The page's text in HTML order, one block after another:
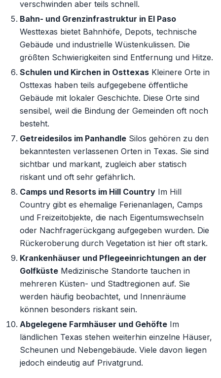
verschwinden aber teils schnell.
Bahn- und Grenzinfrastruktur in El Paso
Westtexas bietet Bahnhöfe, Depots, technische
Gebäude und industrielle Wüstenkulissen. Die
größten Schwierigkeiten sind Entfernung und Hitze.
Schulen und Kirchen in Osttexas Kleinere Orte in
Osttexas haben teils aufgegebene öffentliche
Gebäude mit lokaler Geschichte. Diese Orte sind
sensibel, weil die Bindung der Gemeinden oft noch
besteht.
Getreidesilos im Panhandle Silos gehören zu den
bekanntesten verlassenen Orten in Texas. Sie sind
sichtbar und markant, zugleich aber statisch
riskant und oft sehr gefährlich.
Camps und Resorts im Hill Country Im Hill
Country gibt es ehemalige Ferienanlagen, Camps
und Freizeitobjekte, die nach Eigentumswechseln
oder Nachfragerückgang aufgegeben wurden. Die
Rückeroberung durch Vegetation ist hier oft stark.
Krankenhäuser und Pflegeeinrichtungen an der
Golfküste Medizinische Standorte tauchen in
mehreren Küsten- und Stadtregionen auf. Sie
werden häufig beobachtet, und Innenräume
können besonders riskant sein.
Abgelegene Farmhäuser und Gehöfte Im
ländlichen Texas stehen weiterhin einzelne Häuser,
Scheunen und Nebengebäude. Viele davon liegen
jedoch eindeutig auf Privatgrund.